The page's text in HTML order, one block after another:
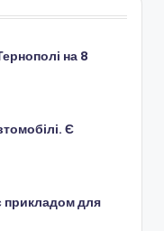
на 8
Є
прикладом для